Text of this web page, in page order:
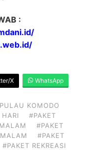
:
X WhatsApp
KOMODO
#PAKET
#PAKET
#PAKET
#PAKET REKREASI